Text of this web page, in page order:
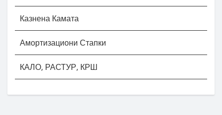
Казнена Камата
Амортизациони Стапки
КАЛО, РАСТУР, КРШ